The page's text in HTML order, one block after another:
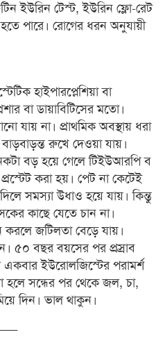
ইউরিন টেস্ট, ইউরিন ফ্লো-রেট
পারে। রোগের ধরন অনুযায়ী
হাইপারপ্লেশিয়া বা
বা ডায়াবিটিসের মতো।
যায় না। প্রাথমিক অবস্থায় ধরা
রুখে দেওয়া যায়।
বড় হয়ে গেলে টিইউআরপি ব
করা হয়। পেট না কেটেই
সমস্যা উধাও হয়ে যায়। কিন্তু
কাছে যেতে চান না।
জটিলতা বেড়ে যায়।
৫০ বছর বয়সের পর প্রস্রাব
ইউরোলজিস্টের পরামর্শ
হলে সন্ধের পর থেকে জল, চা,
দিন। ভাল থাকুন।